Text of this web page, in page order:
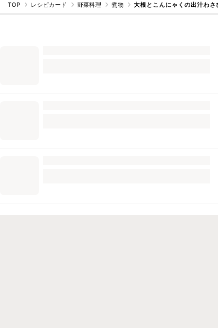
TOP レシピカード 野菜料理 煮物 大根とこんにゃくの出汁わ